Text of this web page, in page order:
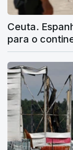
Ceuta.
para o